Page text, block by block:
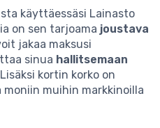
käyttäessäsi Lainasto
on sen tarjoama joustava
jakaa maksusi
sinua hallitsemaan
kortin korko on
muihin markkinoilla